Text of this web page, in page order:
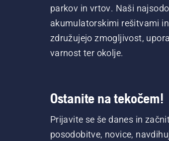
parkov in vrtov. Naši
akumulatorskimi rešitvami
združujejo zmogljivost,
varnost ter okolje.
Ostanite na tekočem!
Prijavite se še danes in
posodobitve, novice,